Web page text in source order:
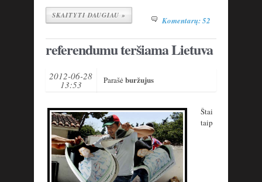
SKAITYTI DAUGIAU » Komentarų: 52
referendumu teršiama Lietuva
2012-06-28
13:53 Parašėburžujus
Štai
taip